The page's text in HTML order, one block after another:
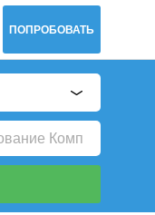
ПОПРОБОВАТЬ